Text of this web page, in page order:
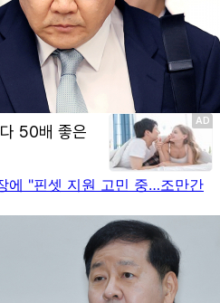
에 "핀셋 지원 고민 중…조만간